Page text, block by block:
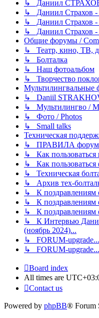
↳ Даниил
↳ Даниил Страхов
↳ Даниил Страхов
↳ Даниил Страхов -
Общие форумы /
↳ Театр, кино, ТВ,
↳ Болталка
↳ Наш фотоальбом
↳ Творчество
Мультилингвальные
↳ Daniil
↳ Мультилингво /
↳ Фото / Photos
↳ Small talks
Техническая
↳ ПРАВИЛА форума
↳ Как
↳ Как
↳ Техническая
↳ Архив тех-
↳ К поздравлениям
↳ К поздравлениям
↳ К поздравлениям
↳ К Интервью
(ноябрь 2024)...
↳ FORUM-
↳ FORUM-
Board index
All times are
Contact us
Powered by phpBB® Forum